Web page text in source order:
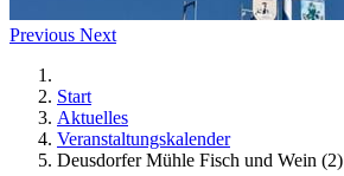
Previous Next
Start
Aktuelles
Veranstaltungskalender
Deusdorfer Mühle Fisch und Wein (2)